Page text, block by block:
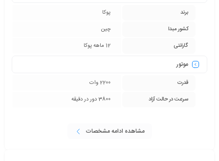
موارد استفاده
برند
پوکا
کشور مبدا
چین
گارانتی
12 ماهه پوکا
موتور
قدرت
2200 وات
سرعت در حالت آزاد
3800 دور در دقیقه
مشاهده ادامه مشخصات